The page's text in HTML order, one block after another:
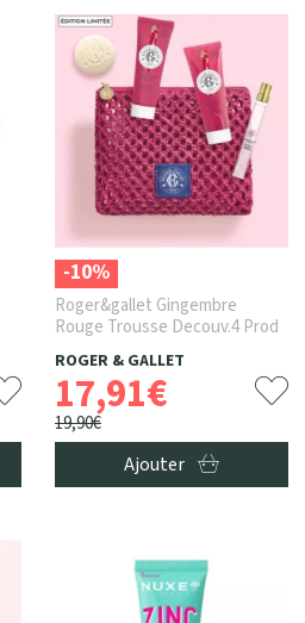
-10%
Roger&gallet Gingembre
Rouge Trousse Decouv.4 Prod
ROGER & GALLET
17,91€
19,90€
Ajouter